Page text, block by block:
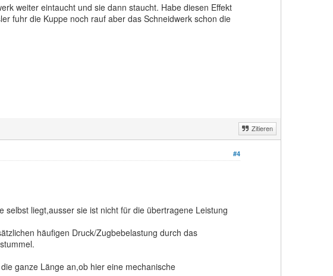
weiter eintaucht und sie dann staucht. Habe diesen Effekt
fuhr die Kuppe noch rauf aber das Schneidwerk schon die
Zitieren
#4
liegt,ausser sie ist nicht für die übertragene Leistung
häufigen Druck/Zugbebelastung durch das
ganze Länge an,ob hier eine mechanische